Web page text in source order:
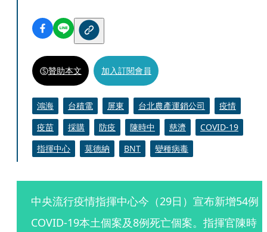
贊助本文 加入訂閱會員
鴻海 台積電 屏東 台北農產運銷公司
疫情
疫苗
採購 防疫 陳時中 慈濟
COVID-19
指揮中心
莫德納 BNT 變種病毒
中央流行疫情指揮中心今（29日）宣布新增54例
COVID-19本土個案及8例死亡個案。指揮官陳時